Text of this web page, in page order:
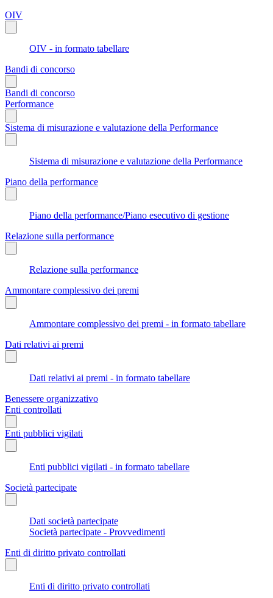
OIV
OIV - in formato tabellare
Bandi di concorso
Bandi di concorso
Performance
Sistema di misurazione e valutazione della Performance
Sistema di misurazione e valutazione della Performance
Piano della performance
Piano della performance/Piano esecutivo di gestione
Relazione sulla performance
Relazione sulla performance
Ammontare complessivo dei premi
Ammontare complessivo dei premi - in formato tabellare
Dati relativi ai premi
Dati relativi ai premi - in formato tabellare
Benessere organizzativo
Enti controllati
Enti pubblici vigilati
Enti pubblici vigilati - in formato tabellare
Società partecipate
Dati società partecipate
Società partecipate - Provvedimenti
Enti di diritto privato controllati
Enti di diritto privato controllati